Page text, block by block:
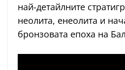
най-детайлните
неолита, енеолита и
бронзовата епоха на